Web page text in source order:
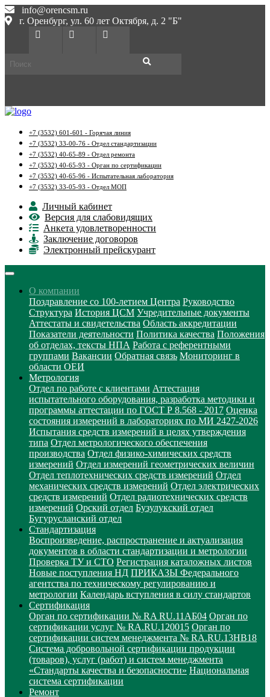
info@orencsm.ru
г. Оренбург, ул. 60 лет Октября, д. 2 "Б"
+7 (3532) 601-601 - Горячая линия
+7 (3532) 33-00-76 - Отдел стандартизации
+7 (3532) 40-65-89 - Отдел ремонта
+7 (3532) 40-65-93 - Орган по сертификации
+7 (3532) 40-65-96 - Испытательная лаборатория
+7 (3532) 33-05-93 - Отдел МОП
Личный кабинет
Версия для слабовидящих
Анкета удовлетворенности
Заключение договоров
Электронный прейскурант
О компании
Поздравление со 100-летием Центра Руководство
Структура История ЦСМ Учредительные документы
Аттестаты и свидетельства Область аккредитации
Показатели деятельности Политика качества Положения
об отделах, тексты НПА Работа с референтными
группами Вакансии Обратная связь Мониторинг в
области ОЕИ
Метрология
Отдел по работе с клиентами Аттестация
испытательного оборудования, разработка методики и
программы аттестации по ГОСТ Р 8.568 - 2017 Оценка
состояния измерений в лабораториях по МИ 2427-2026
Испытания средств измерений в целях утверждения
типа Отдел метрологического обеспечения
производства Отдел физико-химических средств
измерений Отдел измерений геометрических величин
Отдел теплотехнических средств измерений Отдел
механических средств измерений Отдел электрических
средств измерений Отдел радиотехнических средств
измерений Орский отдел Бузулукский отдел
Бугурусланский отдел
Стандартизация
Воспроизведение, распространение и актуализация
документов в области стандартизации и метрологии
Проверка ТУ и СТО Регистрация каталожных листов
Новые поступления НД ПРИКАЗЫ Федерального
агентства по техническому регулированию и
метрологии Календарь вступления в силу стандартов
Сертификация
Орган по сертификации № RA RU.11АБ04 Орган по
сертификации услуг № RA.RU.120015 Орган по
сертификации систем менеджмента № RA.RU.13HB18
Система добровольной сертификации продукции
(товаров), услуг (работ) и систем менеджмента
«Стандарты качества и безопасности» Национальная
система сертификации
Ремонт